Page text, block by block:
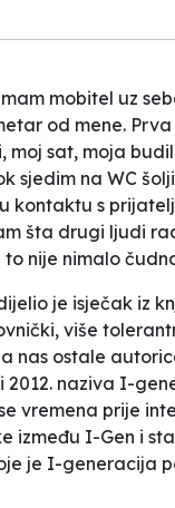
mobitel uz
od mene.
sat, moja
sjedim na WC
kontaktu s
šta drugi ljudi
nije nimalo
je isječak iz
više
nas ostale
2012. naziva I-
vremena prije
između I-Gen i
je I-generacija